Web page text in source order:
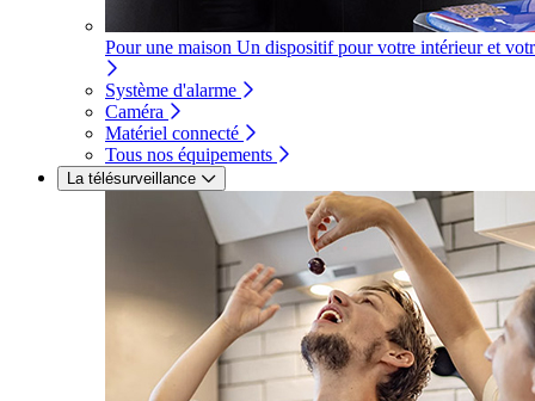
Pour une maison Un dispositif pour votre intérieur et
Système d'alarme
Caméra
Matériel connecté
Tous nos équipements
La télésurveillance